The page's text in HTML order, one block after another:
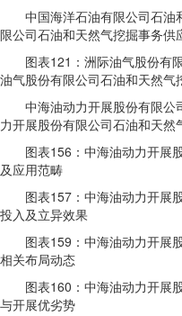
中国海洋石油有限公司石油
限公司石油和天然气挖掘事务供
图表121：洲际油气股份有限
油气股份有限公司石油和天然气
中海油动力开展股份有限公
力开展股份有限公司石油和天
图表156：中海油动力开展股
及应用范畴
图表157：中海油动力开展股
投入及立异效果
图表159：中海油动力开展股
相关布局动态
图表160：中海油动力开展股
与开展优劣势